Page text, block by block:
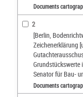
Documents
2
[Berlin,
Zeichenerklärung
Grundstückswerte
Senator für Bau-
Documents